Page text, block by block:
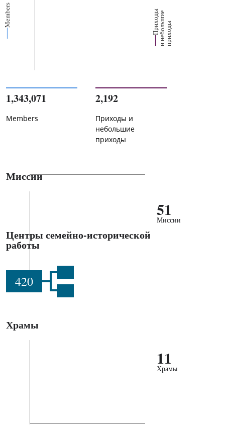
Members П
р
их
о
д
ы
и
н
е
б
о
ль
ш
ие
п
р
и
х
о
ды
1,343,071
Members
2,192
Приходы и
небольшие
приходы
Миссии
51
Миссии
Центры семейно-исторической
работы
420
Храмы
11
Храмы